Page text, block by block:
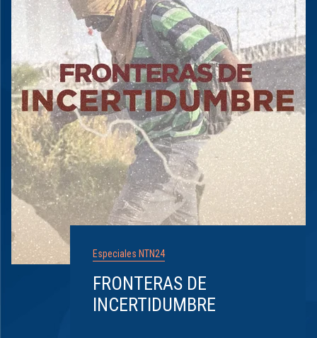
Especiales NTN24
FRONTERAS DE
INCERTIDUMBRE